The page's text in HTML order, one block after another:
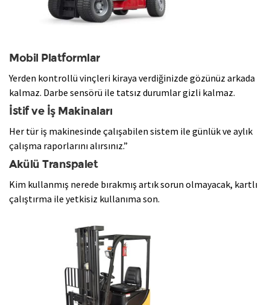
​Mobil Platformlar
Yerden kontrollü vinçleri kiraya verdiğinizde gözünüz arkada
kalmaz. Darbe sensörü ile tatsız durumlar gizli kalmaz.
İstif ve İş Makinaları
​Her tür iş makinesinde çalışabilen sistem ile günlük ve aylık
çalışma raporlarını alırsınız.”
Akülü Transpalet
​Kim kullanmış nerede bırakmış artık sorun olmayacak, kartlı
çalıştırma ile yetkisiz kullanıma son.